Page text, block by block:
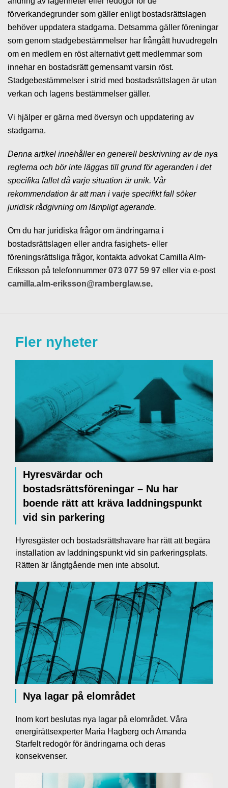
förverkandegrunder som gäller enligt bostadsrättslagen
behöver uppdatera stadgarna. Detsamma gäller föreningar
som genom stadgebestämmelser har frångått huvudregeln
om en medlem en röst alternativt gett medlemmar som
innehar en bostadsrätt gemensamt varsin röst.
Stadgebestämmelser i strid med bostadsrättslagen är utan
verkan och lagens bestämmelser gäller.
Vi hjälper er gärna med översyn och uppdatering av
stadgarna.
Denna artikel innehåller en generell beskrivning av de nya
reglerna och bör inte läggas till grund för ageranden i det
specifika fallet då varje situation är unik. Vår
rekommendation är att man i varje specifikt fall söker
juridisk rådgivning om lämpligt agerande.
Om du har juridiska frågor om ändringarna i
bostadsrättslagen eller andra fasighets- eller
föreningsrättsliga frågor, kontakta advokat Camilla Alm-
Eriksson på telefonnummer 073 077 59 97 eller via e-post
camilla.alm-eriksson@ramberglaw.se.
Fler nyheter
Hyresvärdar och
bostadsrättsföreningar – Nu har
boende rätt att kräva laddningspunkt
vid sin parkering
Hyresgäster och bostadsrättshavare har rätt att begära
installation av laddningspunkt vid sin parkeringsplats.
Rätten är långtgående men inte absolut.
Nya lagar på elområdet
Inom kort beslutas nya lagar på elområdet. Våra
energirättsexperter Maria Hagberg och Amanda
Starfelt redogör för ändringarna och deras
konsekvenser.